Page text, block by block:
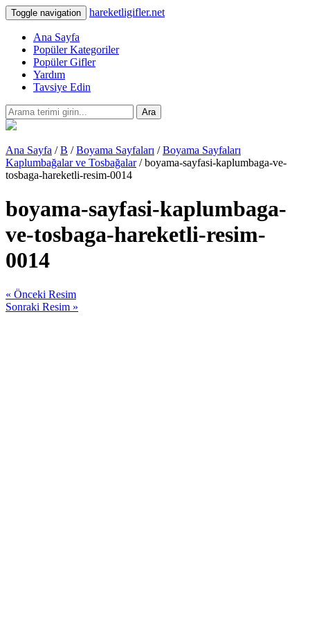
Toggle navigation hareketligifler.net
Ana Sayfa
Popüler Kategoriler
Popüler Gifler
Yardım
Tavsiye Edin
Ara
Ana Sayfa /B /Boyama Sayfaları /Boyama Sayfaları
Kaplumbağalar ve Tosbağalar/ boyama-sayfasi-kaplumbaga-ve-
tosbaga-hareketli-resim-0014
boyama-sayfasi-kaplumbaga-
ve-tosbaga-hareketli-resim-
0014
« Önceki Resim
Sonraki Resim »